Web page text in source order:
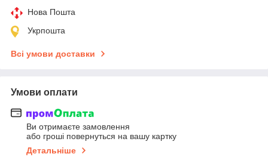
Нова Пошта
Укрпошта
Всі умови доставки
Умови оплати
Ви отримаєте замовлення
або гроші повернуться на вашу картку
Детальніше